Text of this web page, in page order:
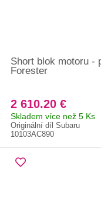
Short blok motoru -
Forester
2 610.20 €
Skladem více než 5 Ks
Originální díl Subaru
10103AC890